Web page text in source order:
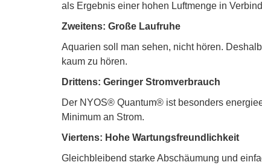
als Ergebnis einer hohen Luftmenge in
Zweitens: Große Laufruhe
Aquarien soll man sehen, nicht hören.
kaum zu hören.
Drittens: Geringer Stromverbrauch
Der NYOS® Quantum® ist besonders
Minimum an Strom.
Viertens: Hohe Wartungsfreundlichkeit
Gleichbleibend starke Abschäumung und